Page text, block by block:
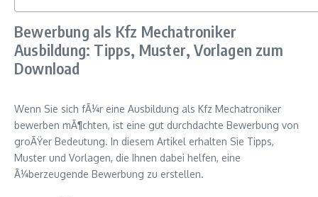
Bewerbung als Kfz Mechatroniker
Ausbildung: Tipps, Muster, Vorlagen zum
Download
Wenn Sie sich fÃ¼r eine Ausbildung als Kfz Mechatroniker
bewerben mÃ¶chten, ist eine gut durchdachte Bewerbung von
groÃŸer Bedeutung. In diesem Artikel erhalten Sie Tipps,
Muster und Vorlagen, die Ihnen dabei helfen, eine
Ã¼berzeugende Bewerbung zu erstellen.